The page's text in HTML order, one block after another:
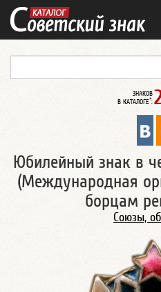
ЗНАКОВ
В КАТАЛОГЕ*:
Юбилейный знак в
(Международная
борцам
Союзы,